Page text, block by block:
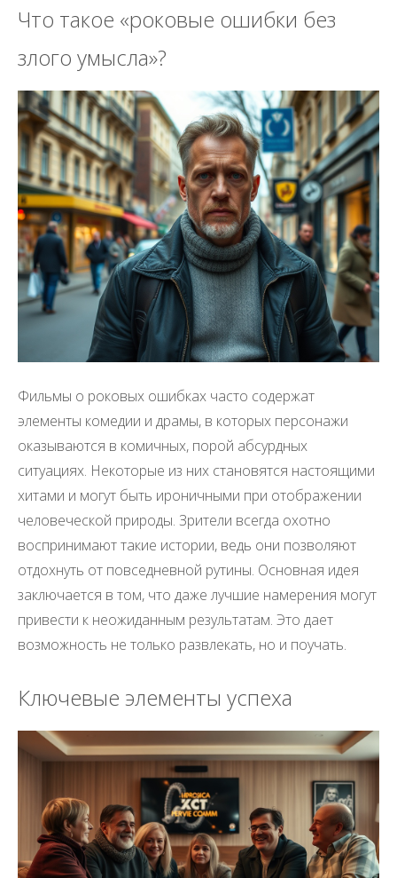
Что такое «роковые ошибки без
злого умысла»?
Фильмы о роковых ошибках часто содержат
элементы комедии и драмы, в которых персонажи
оказываются в комичных, порой абсурдных
ситуациях. Некоторые из них становятся настоящими
хитами и могут быть ироничными при отображении
человеческой природы. Зрители всегда охотно
воспринимают такие истории, ведь они позволяют
отдохнуть от повседневной рутины. Основная идея
заключается в том, что даже лучшие намерения могут
привести к неожиданным результатам. Это дает
возможность не только развлекать, но и поучать.
Ключевые элементы успеха